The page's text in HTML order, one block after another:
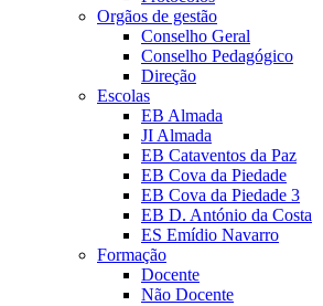
Orgãos de gestão
Conselho Geral
Conselho Pedagógico
Direção
Escolas
EB Almada
JI Almada
EB Cataventos da Paz
EB Cova da Piedade
EB Cova da Piedade 3
EB D. António da Costa
ES Emídio Navarro
Formação
Docente
Não Docente